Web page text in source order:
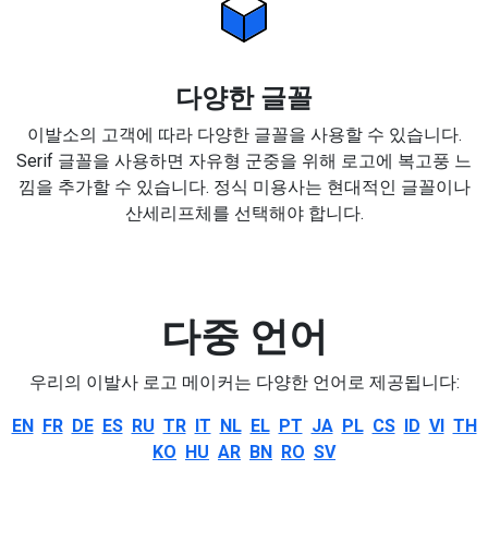
다양한 글꼴
이발소의 고객에 따라 다양한 글꼴을 사용할 수 있습니다.
Serif 글꼴을 사용하면 자유형 군중을 위해 로고에 복고풍 느
낌을 추가할 수 있습니다. 정식 미용사는 현대적인 글꼴이나
산세리프체를 선택해야 합니다.
다중 언어
우리의 이발사 로고 메이커는 다양한 언어로 제공됩니다:
EN FR DE ES RU TR IT NL EL PT JA PL CS ID VI TH
KO HU AR BN RO SV